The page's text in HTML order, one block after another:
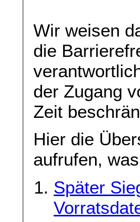
Wir weisen
die
der Zugang
Zeit
Hier die
aufrufen,
Später